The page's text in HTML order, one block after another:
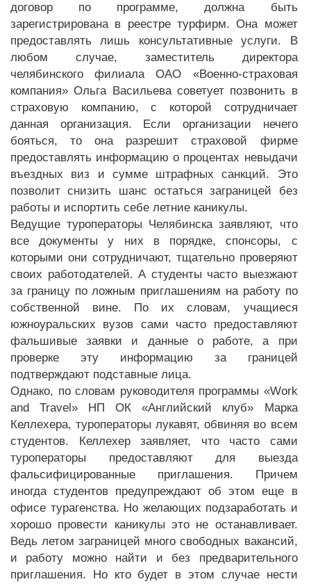
договор по программе, должна быть
зарегистрирована в реестре турфирм. Она может
предоставлять лишь консультативные услуги. В
любом случае, заместитель директора
челябинского филиала ОАО «Военно-страховая
компания» Ольга Васильева советует позвонить в
страховую компанию, с которой сотрудничает
данная организация. Если организации нечего
бояться, то она разрешит страховой фирме
предоставлять информацию о процентах невыдачи
въездных виз и сумме штрафных санкций. Это
позволит снизить шанс остаться заграницей без
работы и испортить себе летние каникулы.
Ведущие туроператоры Челябинска заявляют, что
все документы у них в порядке, спонсоры, с
которыми они сотрудничают, тщательно проверяют
своих работодателей. А студенты часто выезжают
за границу по ложным приглашениям на работу по
собственной вине. По их словам, учащиеся
южноуральских вузов сами часто предоставляют
фальшивые заявки и данные о работе, а при
проверке эту информацию за границей
подтверждают подставные лица.
Однако, по словам руководителя программы «Work
and Travel» НП ОК «Английский клуб» Марка
Келлехера, туроператоры лукавят, обвиняя во всем
студентов. Келлехер заявляет, что часто сами
туроператоры предоставляют для выезда
фальсифицированные приглашения. Причем
иногда студентов предупреждают об этом еще в
офисе турагенства. Но желающих подзаработать и
хорошо провести каникулы это не останавливает.
Ведь летом заграницей много свободных вакансий,
и работу можно найти и без предварительного
приглашения. Но кто будет в этом случае нести